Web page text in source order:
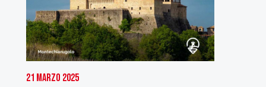
21 Marzo 2025